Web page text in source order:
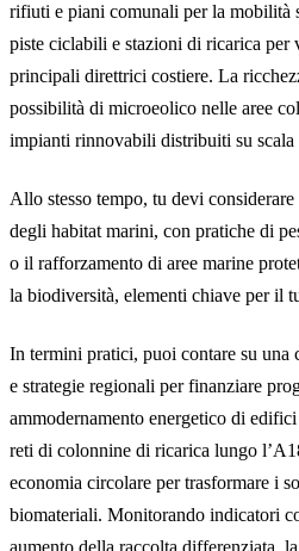
rifiuti e piani comunali per la mobilità
piste ciclabili e stazioni di ricarica
principali direttrici costiere. La
possibilità di microeolico nelle aree
impianti rinnovabili distribuiti su scala
Allo stesso tempo, tu devi
degli habitat marini, con pratiche di
o il rafforzamento di aree marine
la biodiversità, elementi chiave per il
In termini pratici, puoi contare su una
e strategie regionali per finanziare
ammodernamento energetico di
reti di colonnine di ricarica lungo
economia circolare per trasformare i
biomateriali. Monitorando indicatori
aumento della raccolta differenziata,